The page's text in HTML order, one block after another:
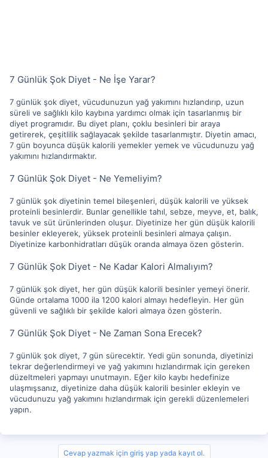
7 Günlük Şok Diyet - Ne İşe Yarar?
7 günlük şok diyet, vücudunuzun yağ yakımını hızlandırıp, uzun
süreli ve sağlıklı kilo kaybına yardımcı olmak için tasarlanmış bir
diyet programıdır. Bu diyet planı, çoklu besinleri bir araya
getirerek, çeşitlilik sağlayacak şekilde tasarlanmıştır. Diyetin amacı,
7 gün boyunca düşük kalorili yemekler yemek ve vücudunuzu yağ
yakımını hızlandırmaktır.
7 Günlük Şok Diyet - Ne Yemeliyim?
7 günlük şok diyetinin temel bileşenleri, düşük kalorili ve yüksek
proteinli besinlerdir. Bunlar genellikle tahıl, sebze, meyve, et, balık,
tavuk ve süt ürünlerinden oluşur. Diyetinize her gün düşük kalorili
besinler ekleyerek, yüksek proteinli besinleri almaya çalışın.
Diyetinize karbonhidratları düşük oranda almaya özen gösterin.
7 Günlük Şok Diyet - Ne Kadar Kalori Almalıyım?
7 günlük şok diyet, her gün düşük kalorili besinler yemeyi önerir.
Günde ortalama 1000 ila 1200 kalori almayı hedefleyin. Her gün
güvenli ve sağlıklı bir şekilde kalori almaya özen gösterin.
7 Günlük Şok Diyet - Ne Zaman Sona Erecek?
7 günlük şok diyet, 7 gün sürecektir. Yedi gün sonunda, diyetinizi
tekrar değerlendirmeyi ve yağ yakımını hızlandırmak için gereken
düzeltmeleri yapmayı unutmayın. Eğer kilo kaybı hedefinize
ulaşmışsanız, diyetinize daha düşük kalorili besinler ekleyin ve
vücudunuzu yağ yakımını hızlandırmak için gerekli düzenlemeleri
yapın.
Cevap yazmak için giriş yap yada kayıt ol.